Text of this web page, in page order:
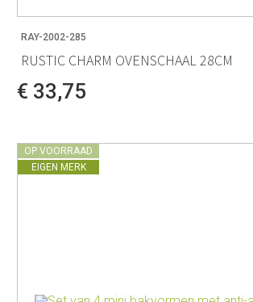
RAY-2002-285
RUSTIC CHARM OVENSCHAAL 28CM
€ 33,75
OP VOORRAAD
EIGEN MERK